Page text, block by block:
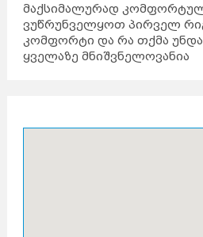
მაქსიმალურად
ვუწრუნველყოთ პირველ
კომფორტი და რა თქმა უნდა
ყველაზე მნიშვნელოვანია